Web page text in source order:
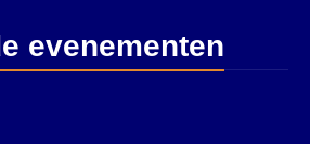
evenementen